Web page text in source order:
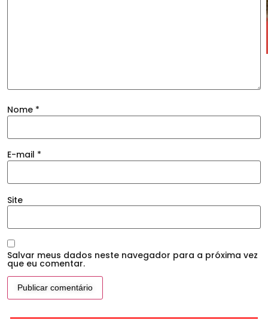
Nome *
E-mail *
Site
Salvar meus dados neste navegador para a próxima vez
que eu comentar.